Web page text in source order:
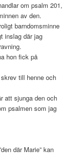
om psalm 201,
av den.
barndomsminne
inslag där jag
hon fick på
till henne och
att sjunga den och
psalmen som jag
där Marie” kan